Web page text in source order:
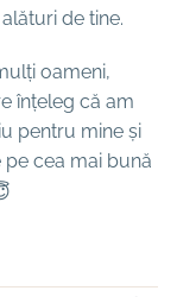
de tine.
oameni,
înțeleg că am
pentru mine și
cea mai bună